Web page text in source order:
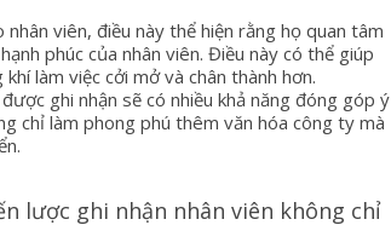
nhân viên, điều này thể hiện rằng họ quan tâm
phúc của nhân viên. Điều này có thể giúp
làm việc cởi mở và chân thành hơn.
ghi nhận sẽ có nhiều khả năng đóng góp ý
chỉ làm phong phú thêm văn hóa công ty mà
lược ghi nhận nhân viên không chỉ